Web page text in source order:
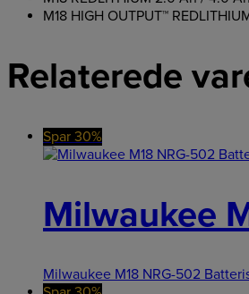
M18 HIGH OUTPUT™
Relaterede
Spar 30%
Milwaukee
Milwaukee M18 NRG-502